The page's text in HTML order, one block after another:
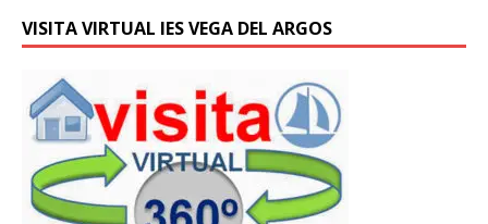
VISITA VIRTUAL IES VEGA DEL ARGOS